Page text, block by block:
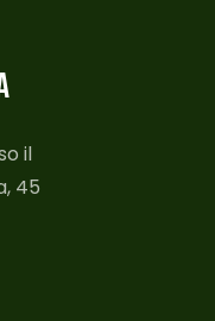
il
45